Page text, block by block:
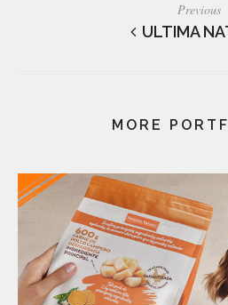
Previous
ULTIMA
MORE